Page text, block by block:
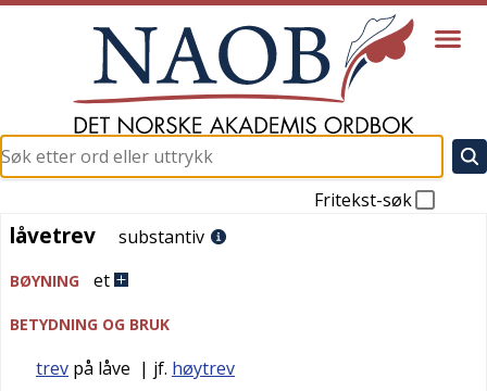
Fritekst-søk
låvetrev
låvetrev substantiv
BØYNING et
BETYDNING OG BRUK
trev på låve | jf. høytrev